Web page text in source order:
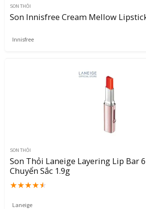
SON THỎI
Son Innisfree Cream Mellow
Innisfree
SON THỎI
Son Thỏi Laneige Layering Lip Bar
Chuyển Sắc 1.9g
★★★★★
Laneige